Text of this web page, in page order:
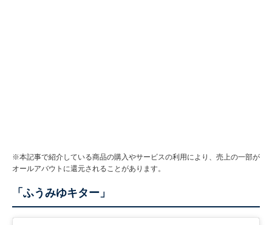
※本記事で紹介している商品の購入やサービスの利用により、売上の一部が
オールアバウトに還元されることがあります。
「ふうみゆキター」